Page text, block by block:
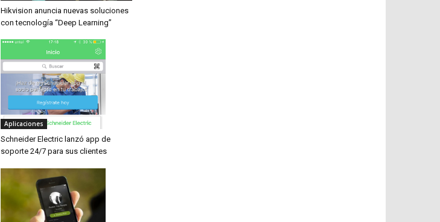
Hikvision anuncia nuevas soluciones
con tecnología “Deep Learning”
Aplicaciones
Schneider Electric lanzó app de
soporte 24/7 para sus clientes